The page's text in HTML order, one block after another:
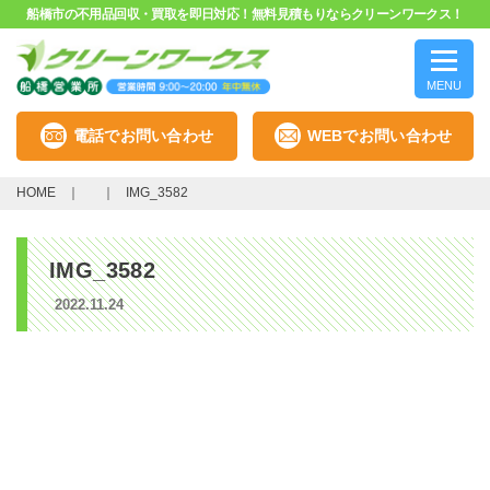
船橋市の不用品回収・買取を即日対応！無料見積もりならクリーンワークス！
MENU
電話でお問い合わせ WEBでお問い合わせ
HOME IMG_3582
IMG_3582
2022.11.24